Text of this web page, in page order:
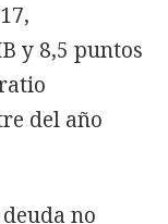
y 8,5 puntos
del año
no